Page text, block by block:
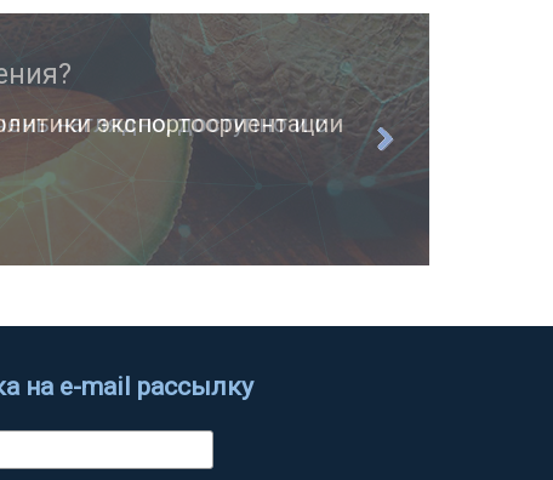
наглядно, доступно и с
на e-mail рассылку